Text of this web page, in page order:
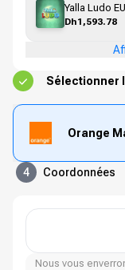
Yalla Ludo
Dh1,593.78
Sélectionner
Orange
4 Coordonnées
Nous vous